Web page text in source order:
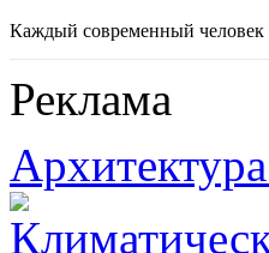
Каждый современный человек
Реклама